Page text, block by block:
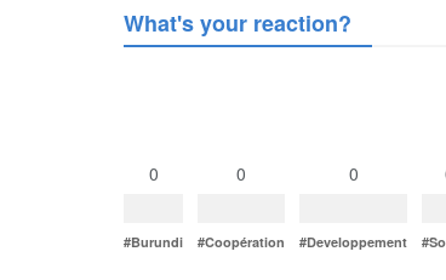
What's your reaction?
0
#Burundi
0
#Coopération
0
#Developpement